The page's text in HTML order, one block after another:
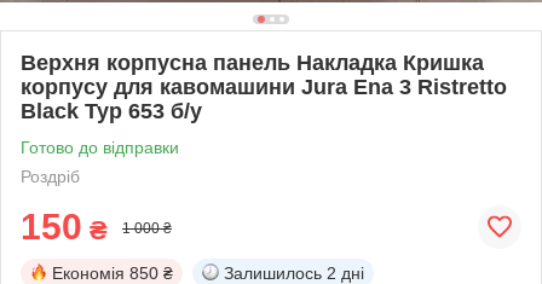
Верхня корпусна панель Накладка Кришка
корпусу для кавомашини Jura Ena 3 Ristretto
Black Typ 653 б/у
Готово до відправки
Роздріб
150 ₴ 1 000 ₴
Економія 850 ₴ Залишилось 2 дні